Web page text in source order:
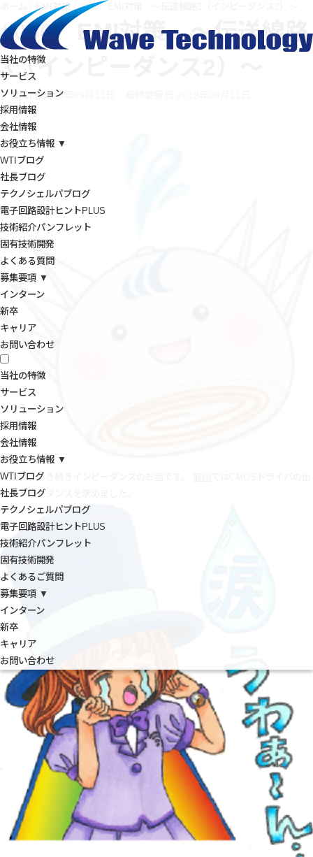
当社の特徴
サービス
ソリューション
採用情報
会社情報
お役立ち情報 ▼
WTIブログ
社長ブログ
テクノシェルパブログ
電子回路設計ヒントPLUS
技術紹介パンフレット
固有技術開発
よくある質問
募集要項 ▼
インターン
新卒
キャリア
お問い合わせ
当社の特徴
サービス
ソリューション
採用情報
会社情報
お役立ち情報 ▼
WTIブログ
社長ブログ
テクノシェルパブログ
電子回路設計ヒントPLUS
技術紹介パンフレット
固有技術開発
よくあるご質問
募集要項 ▼
インターン
新卒
キャリア
お問い合わせ
EMI対策 / #060 EMI対策 ～伝送線路3（インピーダンス2）～
#060 EMI対策 ～伝送線路
3（インピーダンス2）～
投稿日:2019年09月11日
今回は、引き続きインピーダンスのお話です。
力インピーダンスを求めました。